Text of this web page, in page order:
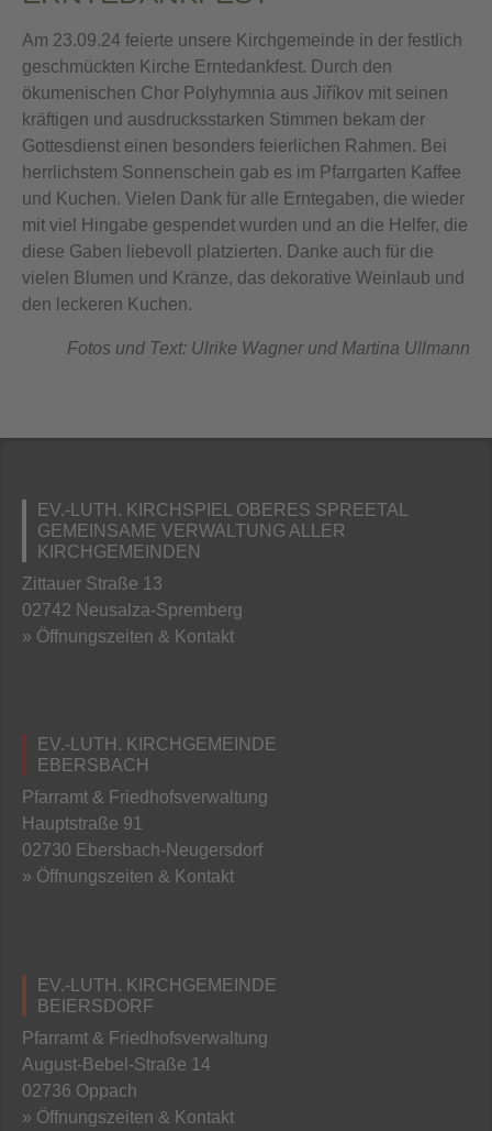
Am 23.09.24 feierte unsere Kirchgemeinde in der festlich
geschmückten Kirche Erntedankfest. Durch den
ökumenischen Chor Polyhymnia aus Jiříkov mit seinen
kräftigen und ausdrucksstarken Stimmen bekam der
Gottesdienst einen besonders feierlichen Rahmen. Bei
herrlichstem Sonnenschein gab es im Pfarrgarten Kaffee
und Kuchen. Vielen Dank für alle Erntegaben, die wieder
mit viel Hingabe gespendet wurden und an die Helfer, die
diese Gaben liebevoll platzierten. Danke auch für die
vielen Blumen und Kränze, das dekorative Weinlaub und
den leckeren Kuchen.
Fotos und Text: Ulrike Wagner und Martina Ullmann
EV.-LUTH. KIRCHSPIEL OBERES SPREETAL
GEMEINSAME VERWALTUNG ALLER
KIRCHGEMEINDEN
Zittauer Straße 13
02742 Neusalza-Spremberg
» Öffnungszeiten & Kontakt
EV.-LUTH. KIRCHGEMEINDE
EBERSBACH
Pfarramt & Friedhofsverwaltung
Hauptstraße 91
02730 Ebersbach-Neugersdorf
» Öffnungszeiten & Kontakt
EV.-LUTH. KIRCHGEMEINDE
BEIERSDORF
Pfarramt & Friedhofsverwaltung
August-Bebel-Straße 14
02736 Oppach
» Öffnungszeiten & Kontakt